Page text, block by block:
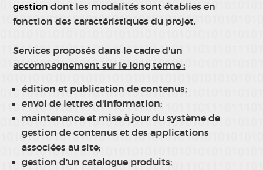
gestion dont les modalités sont établies en
fonction des caractéristiques du projet.
Services proposés dans le cadre d'un
accompagnement sur le long terme :
édition et publication de contenus;
envoi de lettres d'information;
maintenance et mise à jour du système de
gestion de contenus et des applications
associées au site;
gestion d'un catalogue produits;